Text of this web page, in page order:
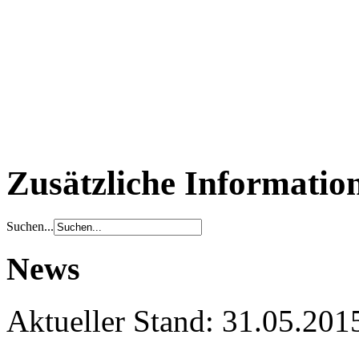
Zusätzliche
Suchen...
News
Aktueller Stand: